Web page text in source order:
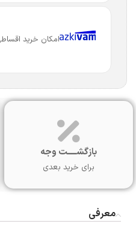
امکان خرید
بازگشـــــت وجه
برای خرید بعدی
معرفی